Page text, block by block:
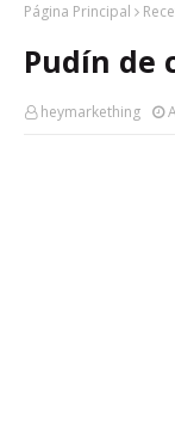
Página Principal
Pudín de
heymarkething